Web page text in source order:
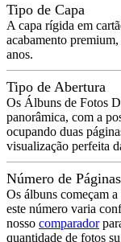
Tipo de Capa
A capa rígida em
acabamento
anos.
Tipo de Abertura
Os Álbuns de Fotos
panorâmica, com a
ocupando duas
visualização perfeita
Número de Páginas
Os álbuns começam
este número varia
nosso comparador
quantidade de fotos